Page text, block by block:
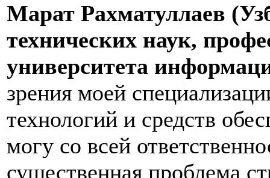
Марат Рахматуллаев
технических наук,
университета
зрения моей
технологий и средств
могу со всей
существенная проблема